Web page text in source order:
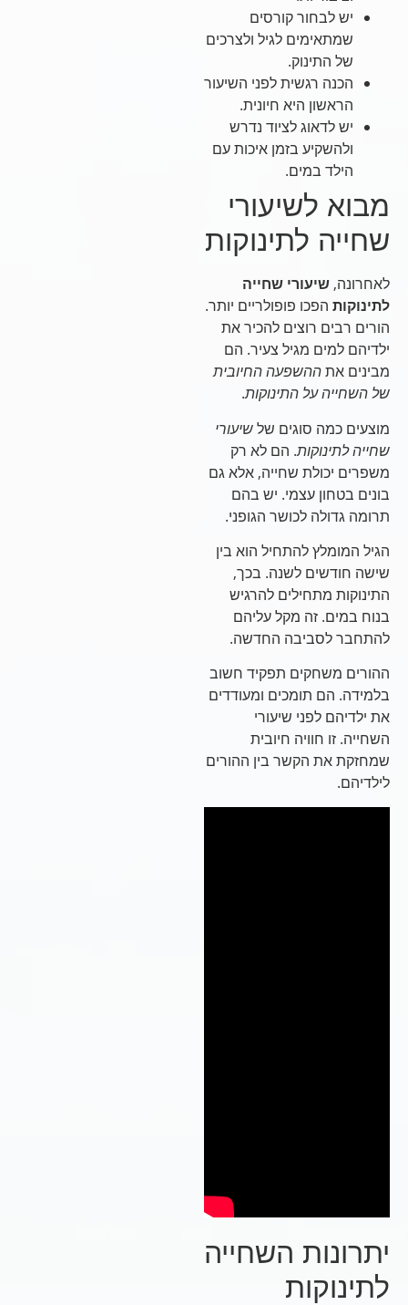
יש לבחור קורסים
שמתאימים לגיל ולצרכים
של התינוק.
הכנה רגשית לפני השיעור
הראשון היא חיונית.
יש לדאוג לציוד נדרש
ולהשקיע בזמן איכות עם
הילד במים.
מבוא לשיעורי
שחייה לתינוקות
לאחרונה,שיעורי שחייה
לתינוקותהפכו פופולריים יותר.
הורים רבים רוצים להכיר את
ילדיהם למים מגיל צעיר. הם
מבינים אתההשפעה החיובית
של השחייה על התינוקות.
מוצעים כמה סוגים שלשיעורי
שחייה לתינוקות. הם לא רק
משפרים יכולת שחייה, אלא גם
בונים בטחון עצמי. יש בהם
תרומה גדולה לכושר הגופני.
הגיל המומלץ להתחיל הוא בין
שישה חודשים לשנה. בכך,
התינוקות מתחילים להרגיש
בנוח במים. זה מקל עליהם
להתחבר לסביבה החדשה.
ההורים משחקים תפקיד חשוב
בלמידה. הם תומכים ומעודדים
את ילדיהם לפני שיעורי
השחייה. זו חוויה חיובית
שמחזקת את הקשר בין ההורים
לילדיהם.
יתרונות השחייה
לתינוקות